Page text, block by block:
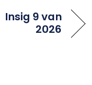
Insig 9 van
2026